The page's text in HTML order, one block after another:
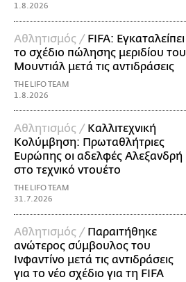
1.8.2026
Αθλητισμός / FIFA: Εγκαταλείπει
το σχέδιο πώλησης μεριδίου του
Μουντιάλ μετά τις αντιδράσεις
THE LIFO TEAM
1.8.2026
Αθλητισμός / Καλλιτεχνική
Κολύμβηση: Πρωταθλήτριες
Ευρώπης οι αδελφές Αλεξανδρή
στο τεχνικό ντουέτο
THE LIFO TEAM
31.7.2026
Αθλητισμός / Παραιτήθηκε
ανώτερος σύμβουλος του
Ινφαντίνο μετά τις αντιδράσεις
για το νέο σχέδιο για τη FIFA